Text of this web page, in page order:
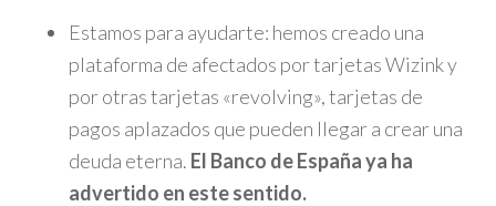
Estamos para ayudarte: hemos creado una
plataforma de afectados por tarjetas Wizink y
por otras tarjetas «revolving», tarjetas de
pagos aplazados que pueden llegar a crear una
deuda eterna. El Banco de España ya ha
advertido en este sentido.